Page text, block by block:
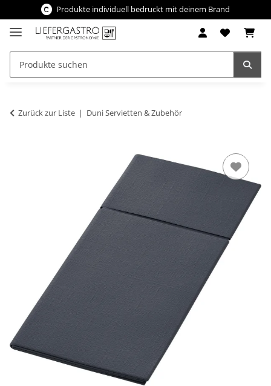
Produkte individuell bedruckt mit deinem Brand
Zurück zur Liste Duni Servietten & Zubehör